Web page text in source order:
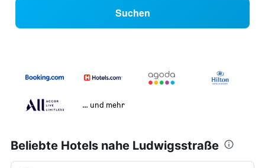
Suchen
… und mehr
Beliebte Hotels nahe Ludwigsstraße